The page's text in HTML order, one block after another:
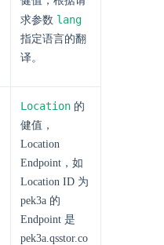
求参数 lang
指定语言的翻
译。
Location 的
健值，
Location
Endpoint，如
Location ID 为
pek3a 的
Endpoint 是
pek3a.qsstor.co